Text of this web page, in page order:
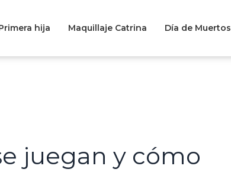
hija Maquillaje Catrina Día de Muertos
juegan y cómo